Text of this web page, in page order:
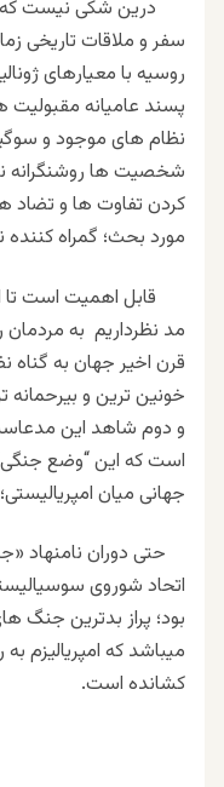
درین شکی نیست که
سفر و ملاقات تاریخی
روسیه با معیارهای
پسند عامیانه
نظام های موجود و
شخصیت ها روشنگرانه
کردن تفاوت ها و تضاد
مورد بحث؛ گمراه
قابل اهمیت است تا
مد نظرداریم به
قرن اخیر جهان به گناه
خونین ترین و
و دوم شاهد این
است که این “وضع
جهانی میان
حتی دوران نامنهاد
اتحاد شوروی
بود؛ پراز بدترین جنگ
میباشد که امپریالیزم
کشانده است.